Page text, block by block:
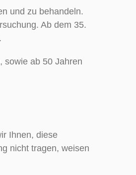
und zu behandeln.
Ab dem 35.
sowie ab 50 Jahren
Ihnen, diese
nicht tragen, weisen